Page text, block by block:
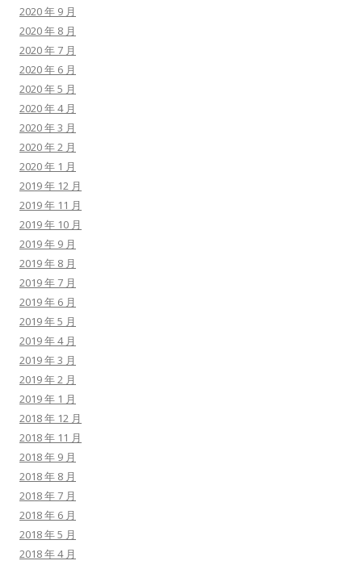
2020 年 9 月
2020 年 8 月
2020 年 7 月
2020 年 6 月
2020 年 5 月
2020 年 4 月
2020 年 3 月
2020 年 2 月
2020 年 1 月
2019 年 12 月
2019 年 11 月
2019 年 10 月
2019 年 9 月
2019 年 8 月
2019 年 7 月
2019 年 6 月
2019 年 5 月
2019 年 4 月
2019 年 3 月
2019 年 2 月
2019 年 1 月
2018 年 12 月
2018 年 11 月
2018 年 9 月
2018 年 8 月
2018 年 7 月
2018 年 6 月
2018 年 5 月
2018 年 4 月